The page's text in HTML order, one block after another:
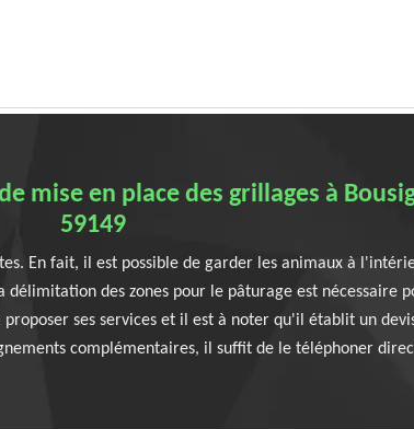
mise en place des grillages à
59149
En fait, il est possible de garder les animaux à
délimitation des zones pour le pâturage est nécessaire
proposer ses services et il est à noter qu'il établit un
complémentaires, il suffit de le téléphoner